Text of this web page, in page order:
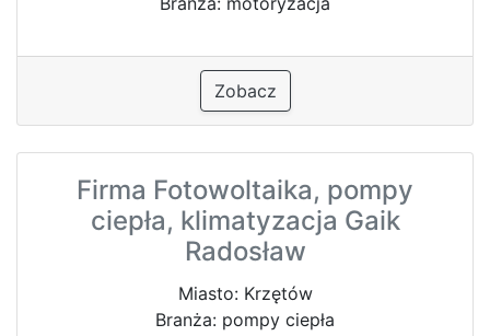
Zobacz
Firma Fotowoltaika, pompy
ciepła, klimatyzacja Gaik
Radosław
Miasto: Krzętów
Branża: pompy ciepła